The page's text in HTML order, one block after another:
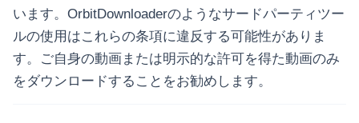
います。OrbitDownloaderのようなサードパーティツー
ルの使用はこれらの条項に違反する可能性がありま
す。ご自身の動画または明示的な許可を得た動画のみ
をダウンロードすることをお勧めします。